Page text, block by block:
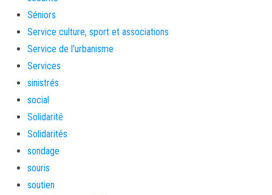
Séniors
Service culture, sport et associations
Service de l'urbanisme
Services
sinistrés
social
Solidarité
Solidarités
sondage
souris
soutien